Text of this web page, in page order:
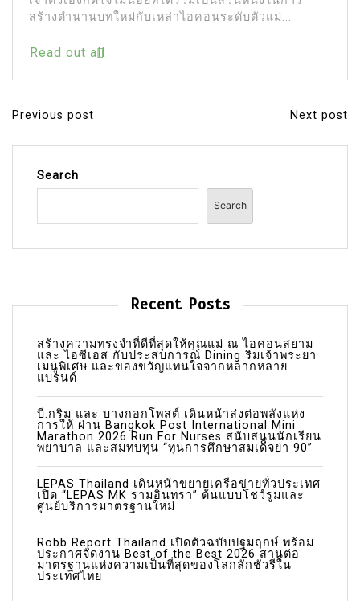
Read out all
P
o
a
Previous post Next post
Search
Search
Recent Posts
สร้างความทรงจำที่ดีที่สุดให้คุณแม่ ณ ไอคอนสยาม
และ ไอซีเอส กับประสบการณ์ Dining ริมเจ้าพระยา
เมนูพิเศษ และของขวัญแทนใจจากหลากหลาย
แบรนด์
บี.กริม และ บางกอกโพสต์ เดินหน้าส่งต่อพลังแห่ง
การให้ ผ่าน Bangkok Post International Mini
Marathon 2026 Run For Nurses สนับสนุนนักเรียน
พยาบาล และสมทบทุน “ทุนการศึกษาสมเด็จย่า 90”
LEPAS Thailand เดินหน้าขยายเครือข่ายทั่วประเทศ
เปิด “LEPAS MK รามอินทรา” ต้นแบบโชว์รูมและ
ศูนย์บริการมาตรฐานใหม่
Robb Report Thailand เปิดตัวฉบับปฐมฤกษ์ พร้อม
ประกาศจัดงาน Best of the Best 2026 สานต่อ
มาตรฐานแห่งความเป็นที่สุดของโลกลักชัวรีใน
ประเทศไทย